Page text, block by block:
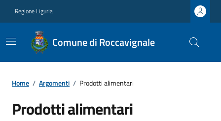
Regione Liguria
Comune di Roccavignale
Home / Argomenti / Prodotti alimentari
Prodotti alimentari